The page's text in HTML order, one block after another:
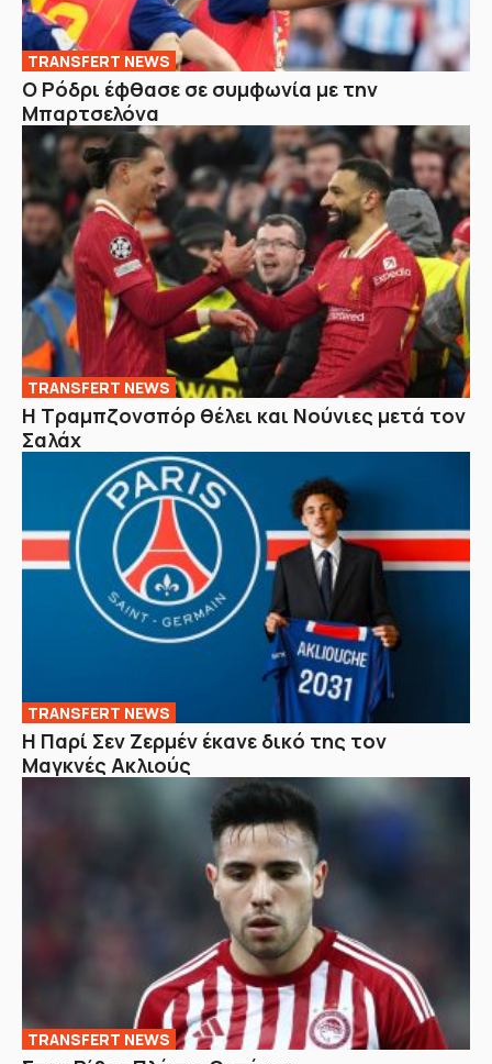
TRANSFERT NEWS
O Ρόδρι έφθασε σε συμφωνία με την
Μπαρτσελόνα
TRANSFERT NEWS
Η Τραμπζονσπόρ θέλει και Νούνιες μετά τον
Σαλάχ
TRANSFERT NEWS
Η Παρί Σεν Ζερμέν έκανε δικό της τον
Μαγκνές Ακλιούς
TRANSFERT NEWS